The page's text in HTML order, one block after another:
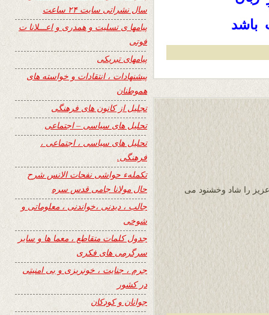
باشد
عزیز را شاد وخشنود می
سال نشراتی سایت ۲۴ ساعت
پیامها ی تسلیت و همدری و اعـــلانا ت
فوتی
پیامهای تبریکی
پیشنهادات ، انتقادات و خواسته های
هموطنان
تجلیل از کانون های فرهنگی
تحلیل های سیاسی – اجتماعی
تحلیل های سیاسی ، اجتماعی ،
فرهنگی.
تکملهء حواشی نفحات الانس شرح
حال مولانا جامی قدس سره
جالب ، دیدنی ،خواندنی ، معلوماتی و
شوخی
جدول کلمات متقاطع ، معما ها و سایر
سرگرمی های فکری
جرم ، جنایت ، خونریزی و بی امنیتی
در کشور
جوانان و کودکان